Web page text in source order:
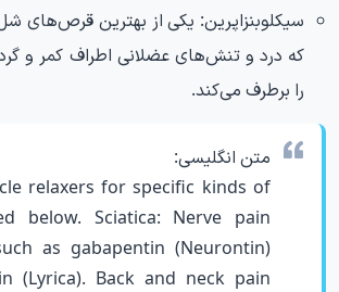
سیکلوبنزاپرین: یکی از بهترین قرص‌های
که درد و تنش‌های عضلانی اطراف کمر و
را برطرف می‌کند.
متن انگلیسی:
relaxers for specific kinds of
below. Sciatica: Nerve pain
as gabapentin (Neurontin)
(Lyrica). Back and neck pain